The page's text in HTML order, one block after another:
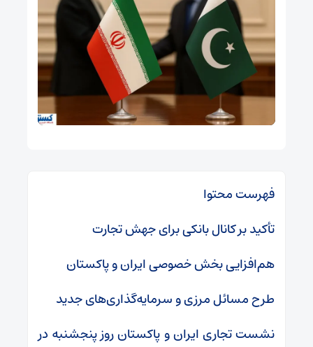
فهرست محتوا
تأکید بر کانال بانکی برای جهش تجارت
هم‌افزایی بخش خصوصی ایران و پاکستان
طرح مسائل مرزی و سرمایه‌گذاری‌های جدید
نشست تجاری ایران و پاکستان روز پنجشنبه در